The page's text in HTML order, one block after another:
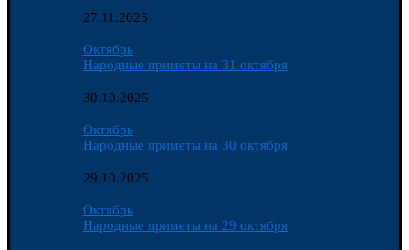
27.11.2025
Октябрь
Народные приметы на 31 октября
30.10.2025
Октябрь
Народные приметы на 30 октября
29.10.2025
Октябрь
Народные приметы на 29 октября